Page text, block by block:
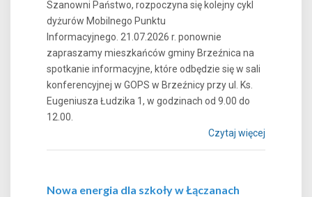
Szanowni Państwo, rozpoczyna się kolejny cykl
dyżurów Mobilnego Punktu
Informacyjnego. 21.07.2026 r. ponownie
zapraszamy mieszkańców gminy Brzeźnica na
spotkanie informacyjne, które odbędzie się w sali
konferencyjnej w GOPS w Brzeźnicy przy ul. Ks.
Eugeniusza Łudzika 1, w godzinach od 9.00 do
12.00.
Czytaj więcej
Nowa energia dla szkoły w Łączanach